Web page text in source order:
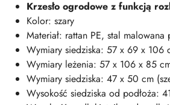
Krzesło ogrodowe z funkcją
Kolor: szary
Materiał: rattan PE, stal malowana
Wymiary siedziska: 57 x 69 x 106
Wymiary leżenia: 57 x 106 x 85
Wymiary siedziska: 47 x 50 cm
Wysokość siedziska od podłoża: